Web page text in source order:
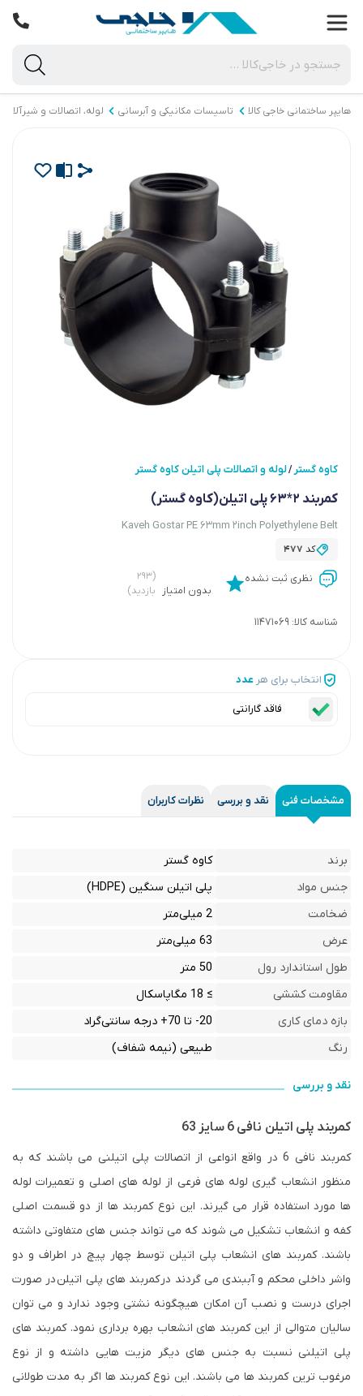
هایپر ساختمانی خاجی‌ کالا تاسیسات مکانیکی و آبرسانی لوله، اتصالات و شیرآلات
کاوه گستر /لوله و اتصالات پلی اتیلن کاوه گستر
کمربند 2*63 پلی اتیلن(کاوه گستر)
Kaveh Gostar PE 63mm 2inch Polyethylene Belt
کد 477
نظری ثبت نشده
بدون امتیاز
(۲۹۳
بازدید)
شناسه کالا: 11471069
انتخاب برای هر عدد
فاقد گارانتی
مشخصات فنی نقد و بررسی نظرات کاربران
برند
کاوه گستر
جنس مواد
پلی اتیلن سنگین (HDPE)
ضخامت
2 میلی‌متر
عرض
63 میلی‌متر
طول استاندارد رول
50 متر
مقاومت کششی
≥ 18 مگاپاسکال
بازه دمای کاری
20- تا 70+ درجه سانتی‌گراد
رنگ
طبیعی (نیمه شفاف)
نقد و بررسی
کمربند پلی اتیلن نافی 6 سایز 63
کمربند نافی 6 در واقع انواعی از اتصالات پلی اتیلنی می باشند که به
منظور انشعاب گیری لوله های فرعی از لوله های اصلی و تعمیرات لوله
ها مورد استفاده قرار می گیرند. این نوع کمربند ها از دو قسمت اصلی
کفه و انشعاب تشکیل می شوند که می تواند جنس های متفاوتی داشته
باشند. کمربند های انشعاب پلی اتیلن توسط چهار پیچ در اطراف و دو
واشر داخلی محکم و آببندی می گردند درکمربند های پلی اتیلندر صورت
اجرای درست و نصب آن امکان هیچگونه نشتی وجود ندارد و می توان
سالیان متوالی از این کمربند های انشعاب بهره برداری نمود. کمربند های
پلی اتیلنی نسبت به جنس های دیگر مزیت هایی داشته و از نوع
مرغوب ترین کمربند ها می باشند. این نوع کمربند ها اگر به مدت طولانی